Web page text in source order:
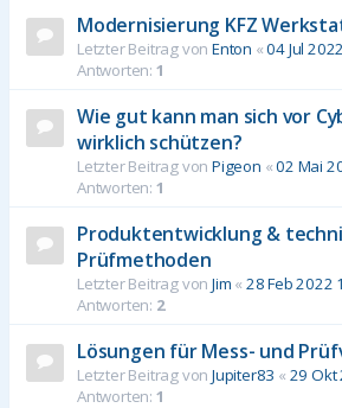
Modernisierung KFZ
Letzter Beitrag von Enton «04 Jul
Antworten: 1
Wie gut kann man sich vor
wirklich schützen?
Letzter Beitrag von Pigeon «02 Mai
Antworten: 1
Produktentwicklung &
Prüfmethoden
Letzter Beitrag von Jim « 28 Feb 2022
Antworten: 2
Lösungen für Mess- und
Letzter Beitrag von Jupiter83 « 29 Okt
Antworten: 1